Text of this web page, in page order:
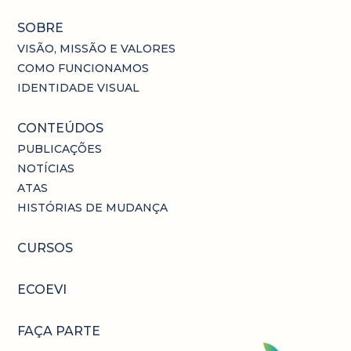
SOBRE
VISÃO, MISSÃO E VALORES
COMO FUNCIONAMOS
IDENTIDADE VISUAL
CONTEÚDOS
PUBLICAÇÕES
NOTÍCIAS
ATAS
HISTÓRIAS DE MUDANÇA
CURSOS
ECOEVI
FAÇA PARTE